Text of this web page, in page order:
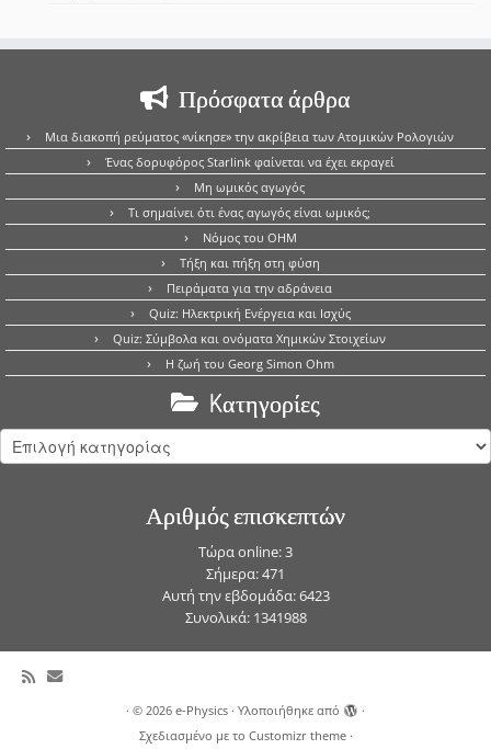
Πρόσφατα άρθρα
Μια διακοπή ρεύματος «νίκησε» την ακρίβεια των Ατομικών Ρολογιών
Ένας δορυφόρος Starlink φαίνεται να έχει εκραγεί
Μη ωμικός αγωγός
Τι σημαίνει ότι ένας αγωγός είναι ωμικός;
Νόμος του OHM
Τήξη και πήξη στη φύση
Πειράματα για την αδράνεια
Quiz: Ηλεκτρική Ενέργεια και Ισχύς
Quiz: Σύμβολα και ονόματα Χημικών Στοιχείων
Η ζωή του Georg Simon Ohm
Kατηγορίες
Kατηγορίες
Αριθμός επισκεπτών
Τώρα online: 3
Σήμερα: 471
Αυτή την εβδομάδα: 6423
Συνολικά: 1341988
· © 2026 e-Physics · Υλοποιήθηκε από
·
Σχεδιασμένο με το Customizr theme·